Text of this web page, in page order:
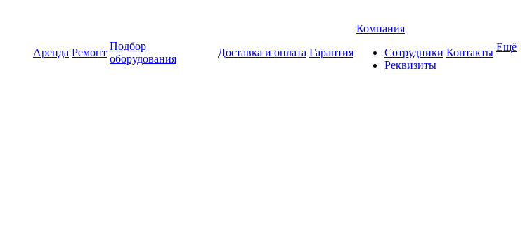
Аренда Ремонт
Подбор
оборудования
Доставка и оплата Гарантия
Компания
Сотрудники
Реквизиты
Контакты Ещё